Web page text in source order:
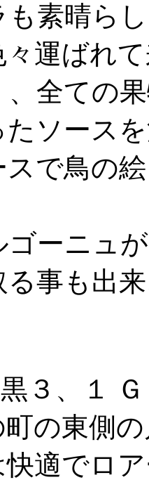
素晴ら
々運ばれ
全ての
たソース
スで鳥の
ゴーニュ
事も出
３、１
町の東側
適でロ